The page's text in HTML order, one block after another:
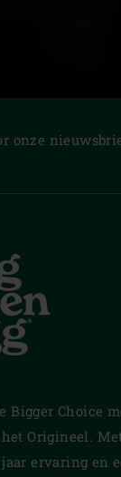
onze
Bigger Choice
Origineel.
ervaring en